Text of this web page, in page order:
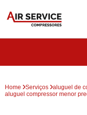
Home Serviços aluguel de
aluguel compressor menor